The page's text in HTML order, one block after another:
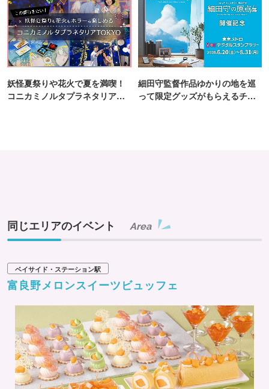
【料金】1名様18,550円～
※2名1室利用時／消費税・サービス料込
【ご予約】公式サイトから
【お問い合わせ】宿泊予約 047-350-3590（受付時間 9:00
～18:00）
日 ※8月8日(金)を除く
【場所】アトリウム中央広場(3階)
【料金】鑑賞無料
⑥5日間限定開催「夏の夜まつり in Grand Bleu」
開業5周年を記念し、プール「Grand Bleu（グランブル
ー）」で夏まつりイベントを初開催。提灯の灯りに彩られ
た特設の櫓（やぐら）を囲んでの盆踊りや屋台で、夏の宵
を賑やかにお楽しみください。宿泊者以外も利用できま
妖怪夏祭りや花火で夏を満喫！
コニカミノルタプラネタリア
細田守監督作品ゆかりの地を巡
って限定グッズがもらえるチャ
同じエリアのイベント Area
ベイサイド・ステーション駅
富良野メロンスイーツビュッフェ